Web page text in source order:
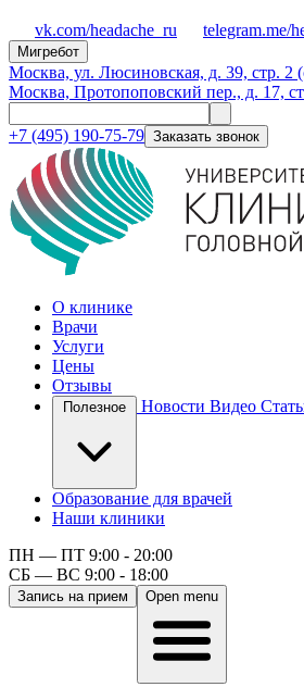
vk.com/headache_ru telegram.me/
Мигребот
Москва, ул. Люсиновская, д. 39, стр. 2
Москва, Протопоповский пер., д. 17,
+7 (495) 190-75-79 Заказать звонок
О клинике
Врачи
Услуги
Цены
Отзывы
Новости Видео
Образование для врачей
Наши клиники
ПН — ПТ 9:00 - 20:00
СБ — ВС 9:00 - 18:00
Запись на прием Open menu